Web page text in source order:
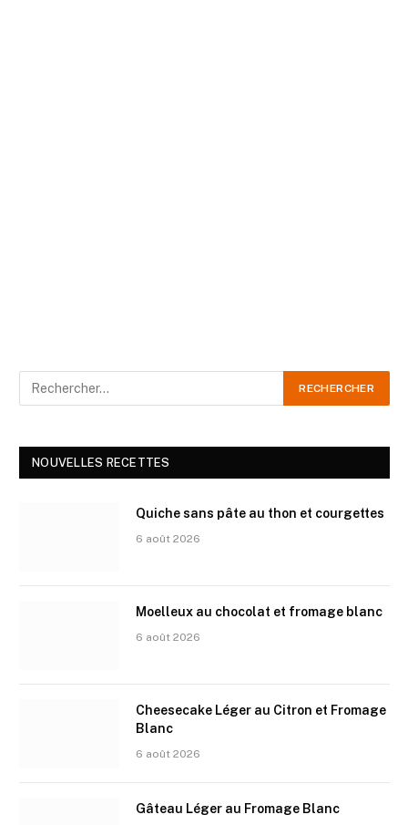
NOUVELLES RECETTES
Quiche sans pâte au thon et courgettes
6 août 2026
Moelleux au chocolat et fromage blanc
6 août 2026
Cheesecake Léger au Citron et Fromage
Blanc
6 août 2026
Gâteau Léger au Fromage Blanc